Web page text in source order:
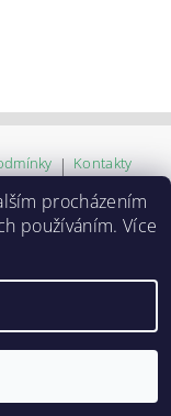
| Kontakty
procházením
používáním. Více